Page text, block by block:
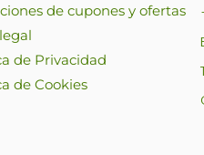
de cupones y ofertas
de Privacidad
de Cookies